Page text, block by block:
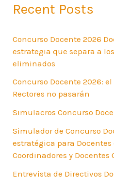
Recent Posts
Concurso Docente 2026
estrategia que separa a
eliminados
Concurso Docente 2026:
Rectores no pasarán
Simulacros Concurso
Simulador de Concurso
estratégica para Docentes
Coordinadores y Docentes
Entrevista de Directivos